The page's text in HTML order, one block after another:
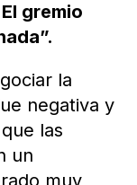
gremio
la
negativa y
las
un
muy